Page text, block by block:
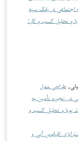
اجتماعی در بانک سپه
و تحلیل کسب و کار:
طراحی مدل
در زنجیره تأمین به
پویا و تحلیل کسب و
اقیانوس آبی و